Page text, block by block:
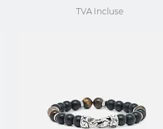
TVA Incluse